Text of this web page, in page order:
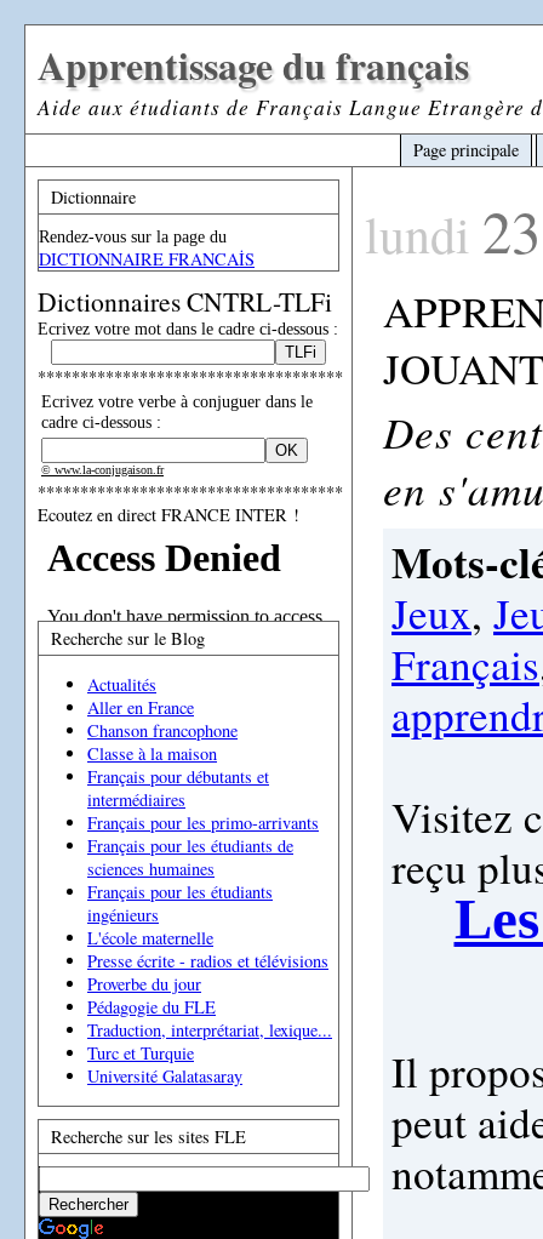
Apprentissage du français
Aide aux étudiants de Français Langue Etrangère
Page principale
Dictionnaire
Rendez-vous sur la page du
DICTIONNAIRE FRANCAİS
Dictionnaires CNTRL-TLFi
Ecrivez votre mot dans le cadre ci-dessous :
************************************
Ecrivez votre verbe à conjuguer dans le
cadre ci-dessous :
© www.la-conjugaison.fr
************************************
Ecoutez en direct FRANCE INTER !
Recherche sur le Blog
Actualités
Aller en France
Chanson francophone
Classe à la maison
Français pour débutants et
intermédiaires
Français pour les primo-arrivants
Français pour les étudiants de
sciences humaines
Français pour les étudiants
ingénieurs
L'école maternelle
Presse écrite - radios et télévisions
Proverbe du jour
Pédagogie du FLE
Traduction, interprétariat, lexique...
Turc et Turquie
Université Galatasaray
Recherche sur les sites FLE
lundi 23
JOUANT
Des
en
Mots-
Jeux,
Français
Visitez
reçu
Il
peut